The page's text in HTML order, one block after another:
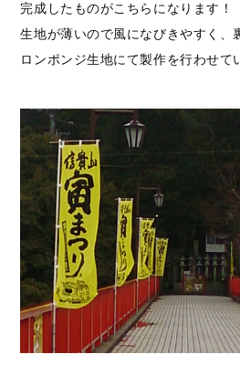
完成したものがこちらになります！
生地が薄いので風になびきやすく、
ロンポンジ生地にて製作を行わせて